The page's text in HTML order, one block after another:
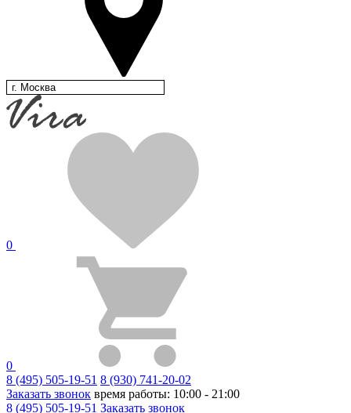
г. Москва
0
0
8 (495) 505-19-51 8 (930) 741-20-02
Заказать звонок время работы: 10:00 - 21:00
8 (495) 505-19-51 Заказать звонок